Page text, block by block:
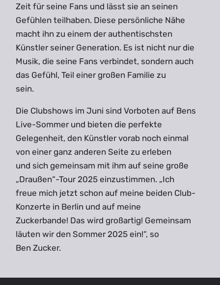
Zeit für seine Fans und lässt sie an seinen
Gefühlen teilhaben. Diese persönliche Nähe
macht ihn zu einem der authentischsten
Künstler seiner Generation. Es ist nicht nur die
Musik, die seine Fans verbindet, sondern auch
das Gefühl, Teil einer großen Familie zu
sein.
Die Clubshows im Juni sind Vorboten auf Bens
Live-Sommer und bieten die perfekte
Gelegenheit, den Künstler vorab noch einmal
von einer ganz anderen Seite zu erleben
und sich gemeinsam mit ihm auf seine große
„Draußen“-Tour 2025 einzustimmen. „Ich
freue mich jetzt schon auf meine beiden Club-
Konzerte in Berlin und auf meine
Zuckerbande! Das wird großartig! Gemeinsam
läuten wir den Sommer 2025 ein!“, so
Ben Zucker.